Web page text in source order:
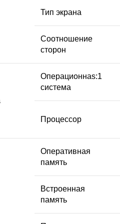
Тип экрана
Соотношение
сторон
Операционнаs:1
система
Процессор
Оперативная
память
Встроенная
память